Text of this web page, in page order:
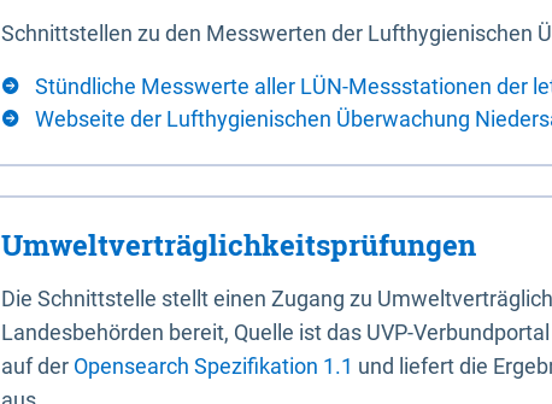
Schnittstellen zu den Messwerten der Lufthygienischen
Stündliche Messwerte aller LÜN-Messstationen der
Webseite der Lufthygienischen Überwachung
Umweltverträglichkeitsprüfungen
Die Schnittstelle stellt einen Zugang zu
Landesbehörden bereit, Quelle ist das UVP-
auf der Opensearch Spezifikation 1.1 und liefert die